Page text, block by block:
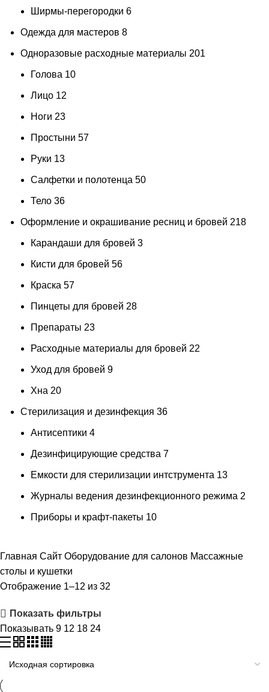
Ширмы-перегородки 6
Одежда для мастеров 8
Одноразовые расходные материалы 201
Голова 10
Лицо 12
Ноги 23
Простыни 57
Руки 13
Салфетки и полотенца 50
Тело 36
Оформление и окрашивание ресниц и бровей 218
Карандаши для бровей 3
Кисти для бровей 56
Краска 57
Пинцеты для бровей 28
Препараты 23
Расходные материалы для бровей 22
Уход для бровей 9
Хна 20
Стерилизация и дезинфекция 36
Антисептики 4
Дезинфицирующие средства 7
Емкости для стерилизации интструмента 13
Журналы ведения дезинфекционного режима 2
Приборы и крафт-пакеты 10
Главная Сайт Оборудование для салонов Массажные
столы и кушетки
Отображение 1–12 из 32
Показать фильтры
Показывать 9 12 18 24